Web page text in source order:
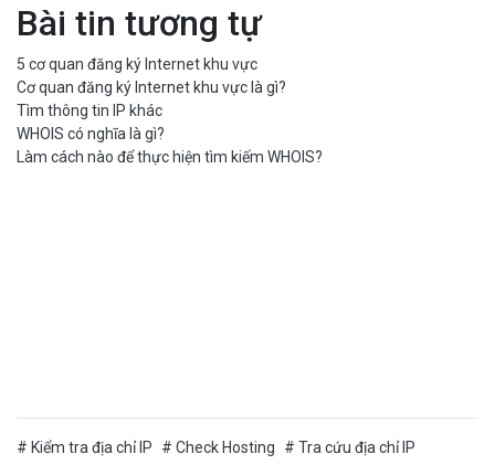
Bài tin tương tự
5 cơ quan đăng ký Internet khu vực
Cơ quan đăng ký Internet khu vực là gì?
Tìm thông tin IP khác
WHOIS có nghĩa là gì?
Làm cách nào để thực hiện tìm kiếm WHOIS?
Kiểm tra địa chỉ IP Check Hosting
Tra cứu địa chỉ IP